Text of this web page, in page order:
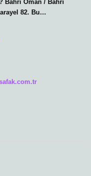
Bahri Oman / Bahri
82. Bu…